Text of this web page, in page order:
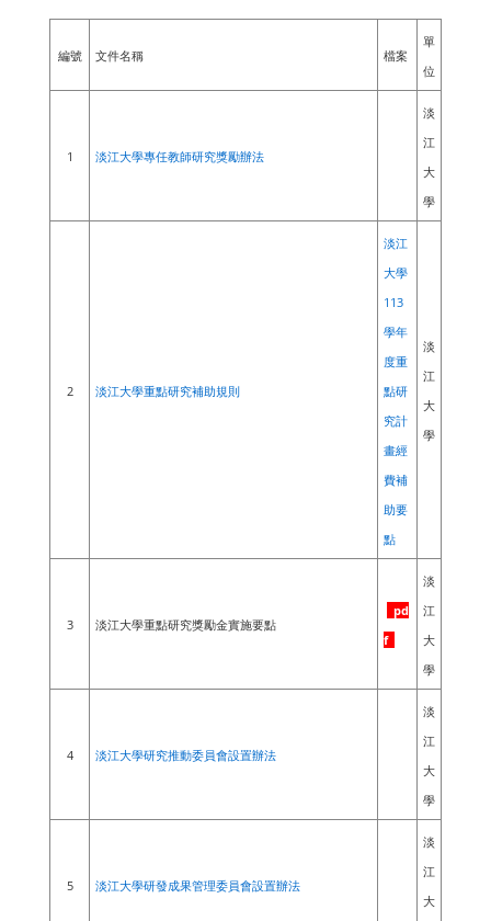
編號 文件名稱 檔案
單
位
1 淡江大學專任教師研究獎勵辦法
淡
江
大
學
2 淡江大學重點研究補助規則
淡江
大學
113
學年
度重
點研
究計
畫經
費補
助要
點
淡
江
大
學
3 淡江大學重點研究獎勵金實施要點
pd
f
淡
江
大
學
4 淡江大學研究推動委員會設置辦法
淡
江
大
學
5 淡江大學研發成果管理委員會設置辦法
淡
江
大